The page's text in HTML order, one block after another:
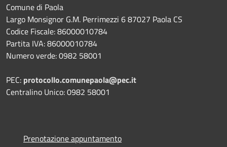
Comune di Paola
Largo Monsignor G.M. Perrimezzi 6 87027 Paola CS
Codice Fiscale: 86000010784
Partita IVA: 86000010784
Numero verde: 0982 58001
PEC: protocollo.comunepaola@pec.it
Centralino Unico: 0982 58001
Prenotazione appuntamento